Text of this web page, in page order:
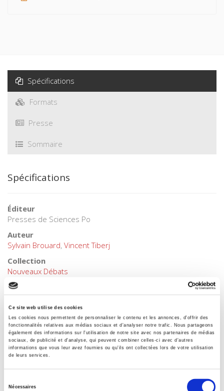
Ce site web utilise des cookies
Les cookies nous permettent de personnaliser le contenu et les annonces, d'offrir des
fonctionnalités relatives aux médias sociaux et d'analyser notre trafic. Nous partageons
également des informations sur l'utilisation de notre site avec nos partenaires de médias
sociaux, de publicité et d'analyse, qui peuvent combiner celles-ci avec d'autres
informations que vous leur avez fournies ou qu'ils ont collectées lors de votre utilisation
de leurs services.
Nécessaires
Spécifications
Formats
Presse
Sommaire
Spécifications
Éditeur
Presses de Sciences Po
Auteur
Sylvain Brouard, Vincent Tiberj
Collection
Nouveaux Débats
Langue
français
Mots clés
Citoyenneté,Comportements politiques ,Exclusion,Identité,
Intégration - immigration
Catégorie (éditeur)
Internet Hierarchy
politique
Catégorie (éditeur)